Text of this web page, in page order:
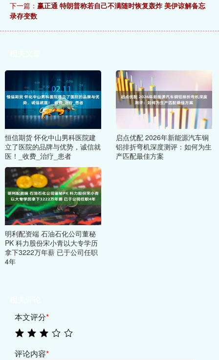
下一篇： 赢正通 特朗普称若自己不满随时恢复轰炸 美伊谅解备忘
录存变数
恒信期货 怀化中山男科医院建
立了医院的品牌与优势，诚信就
医！_收费_治疗_患者
启点优配 2026年新能源汽车铜
铝排折弯机深度测评：如何为生
产匹配最佳方案
明利配资端 石油石化公司董秘
PK 科力股份宋小青以大专学历
拿下3222万年薪 已于公司任职
4年
本文评分*
评论内容*